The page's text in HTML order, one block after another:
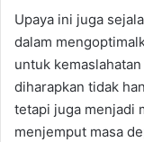
Upaya ini juga
dalam
untuk
diharapkan tidak
tetapi juga menjadi
menjemput masa